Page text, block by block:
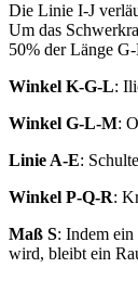
Die Linie I-J
Um das
50% der Länge
Winkel K-G-L:
Winkel G-L-M:
Linie A-E:
Winkel P-Q-R:
Maß S: Indem
wird, bleibt ein